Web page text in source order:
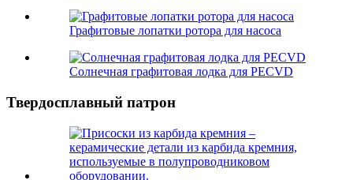
Графитовые лопатки ротора для насоса
Солнечная графитовая лодка для PECVD
Твердосплавный патрон